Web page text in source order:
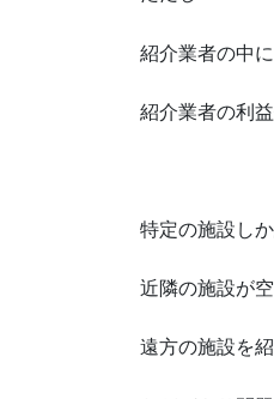
紹介業者の中
紹介業者の利
特定の施設し
近隣の施設が
遠方の施設を